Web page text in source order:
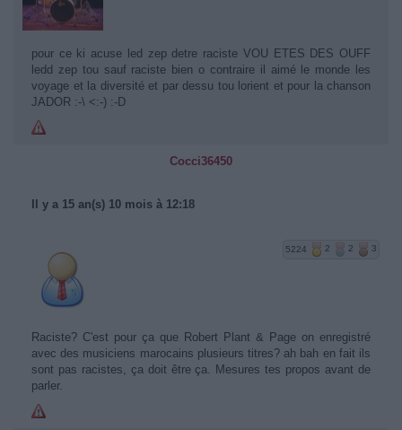
pour ce ki acuse led zep detre raciste VOU ETES DES OUFF
ledd zep tou sauf raciste bien o contraire il aimé le monde les
voyage et la diversité et par dessu tou lorient et pour la chanson
JADOR :-\ <:-) :-D
Cocci36450
Il y a 15 an(s) 10 mois à 12:18
5224 2 2 3
Raciste? C'est pour ça que Robert Plant & Page on enregistré
avec des musiciens marocains plusieurs titres? ah bah en fait ils
sont pas racistes, ça doit être ça. Mesures tes propos avant de
parler.